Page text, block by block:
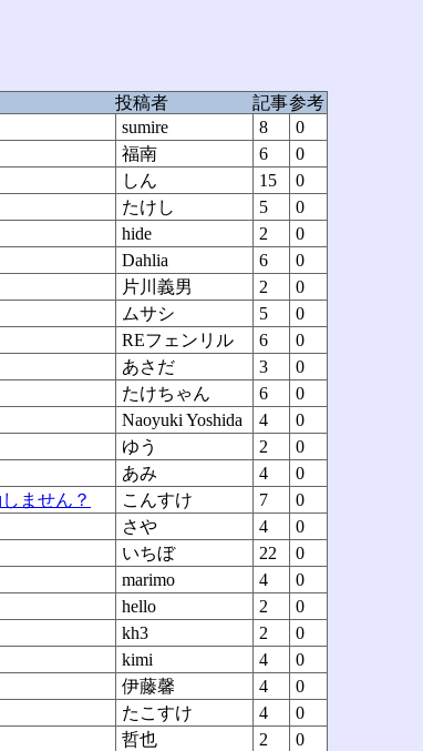
投稿者 記事参考
sumire 8
0
福南 6
0
しん 15
0
たけし 5
0
hide 2
0
Dahlia 6
0
片川義男 2
0
ムサシ 5
0
REフェンリル 6
0
あさだ 3
0
たけちゃん 6
0
Naoyuki Yoshida 4
0
ゆう 2
0
あみ 4
0
ません？ こんすけ 7
0
さや 4
0
いちぼ 22
0
marimo 4
0
hello 2
0
kh3 2
0
kimi 4
0
伊藤馨 4
0
たこすけ 4
0
哲也 2
0